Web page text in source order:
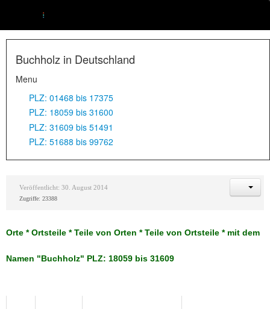
Buchholz in Deutschland
Menu
PLZ: 01468 bis 17375
PLZ: 18059 bis 31600
PLZ: 31609 bis 51491
PLZ: 51688 bis 99762
Veröffentlicht: 30. August 2014
Zugriffe: 23388
Orte * Ortsteile * Teile von Orten * Teile von Ortsteile * mit dem
Namen "Buchholz" PLZ: 18059 bis 31609